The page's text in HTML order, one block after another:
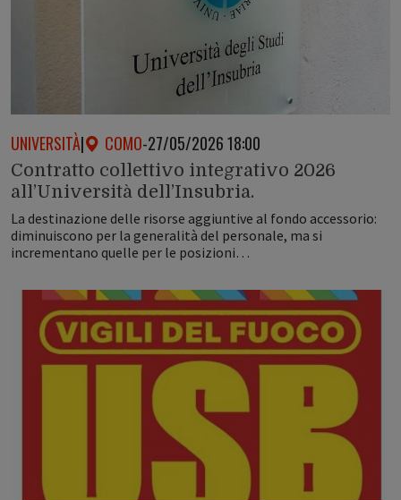
UNIVERSITÀ| COMO-27/05/2026 18:00
Contratto collettivo integrativo 2026
all’Università dell’Insubria.
La destinazione delle risorse aggiuntive al fondo accessorio:
diminuiscono per la generalità del personale, ma si
incrementano quelle per le posizioni…